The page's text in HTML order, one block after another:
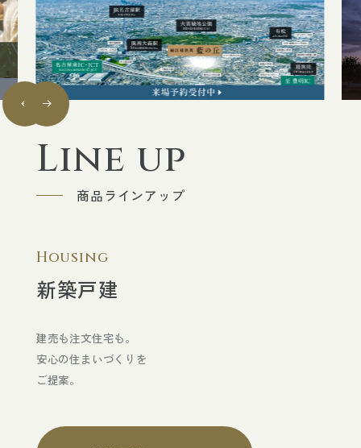
トヨタ自動車従業員専用サイト
Line up
商品ラインアップ
Housing
新築戸建
建売も注文住宅も。
安心の住まいづくりを
ご提案。